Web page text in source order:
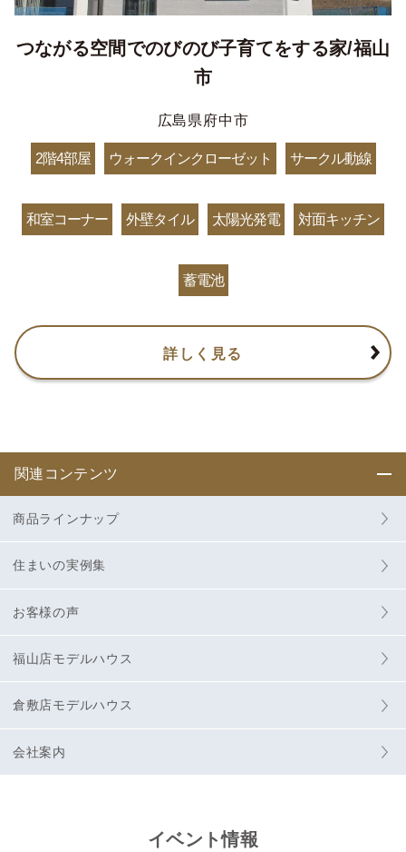
つながる空間でのびのび子育てをする家/福山
市
広島県府中市
2階4部屋 ウォークインクローゼット サークル動線
和室コーナー 外壁タイル 太陽光発電 対面キッチン
蓄電池
詳しく見る
関連コンテンツ
商品ラインナップ
住まいの実例集
お客様の声
福山店モデルハウス
倉敷店モデルハウス
会社案内
イベント情報